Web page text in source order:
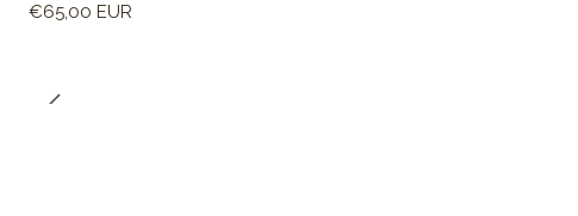
€65,00 EUR